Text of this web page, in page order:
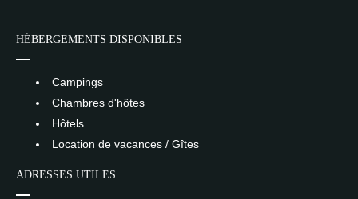
HÉBERGEMENTS DISPONIBLES
Campings
Chambres d'hôtes
Hôtels
Location de vacances / Gîtes
ADRESSES UTILES